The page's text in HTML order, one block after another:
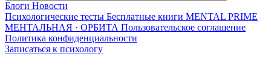
Блоги Новости
Психологические тесты Бесплатные книги MENTAL PRIME
МЕНТАЛЬНАЯ · ОРБИТА Пользовательское соглашение
Политика конфиденциальности
Записаться к психологу